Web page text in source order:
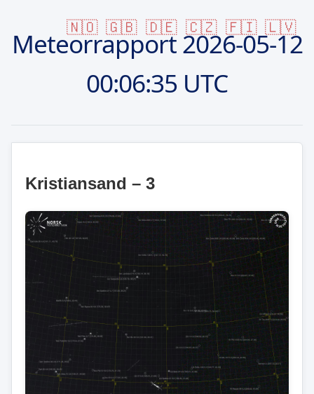
🇳🇴 🇬🇧 🇩🇪 🇨🇿 🇫🇮 🇱🇻
Meteorrapport2026-05-12
00:06:35 UTC
Kristiansand – 3